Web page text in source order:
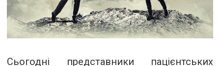
Сьогодні представники пацієнтських